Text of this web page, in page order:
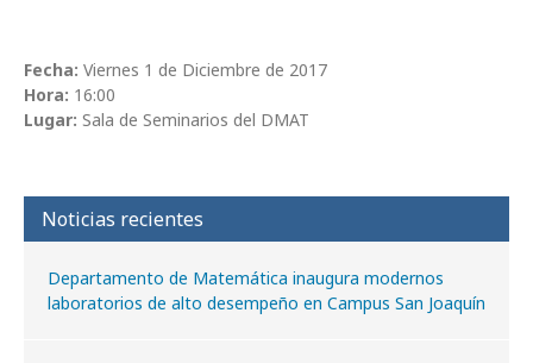
Fecha: Viernes 1 de Diciembre de 2017
Hora: 16:00
Lugar: Sala de Seminarios del DMAT
Noticias recientes
Departamento de Matemática inaugura modernos
laboratorios de alto desempeño en Campus San Joaquín